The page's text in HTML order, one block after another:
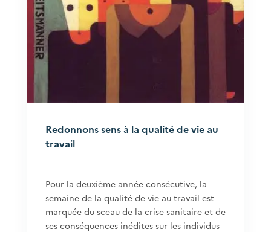
Redonnons sens à la qualité de vie au
travail
Pour la deuxième année consécutive, la
semaine de la qualité de vie au travail est
marquée du sceau de la crise sanitaire et de
ses conséquences inédites sur les individus